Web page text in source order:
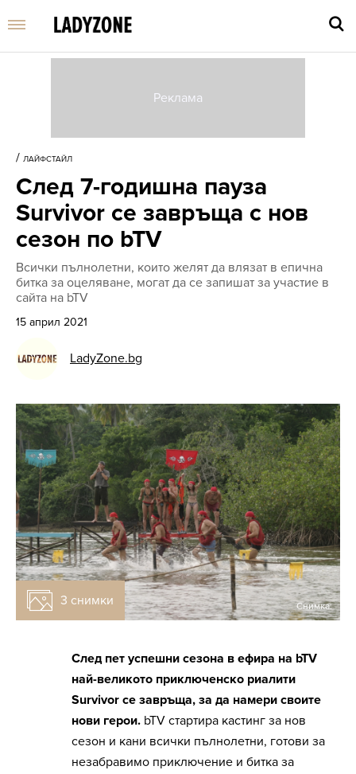
/ ЛАЙФСТАЙЛ
След 7-годишна пауза
Survivor се завръща с нов
сезон по bTV
Всички пълнолетни, които желят да влязат в епична
битка за оцеляване, могат да се запишат за участие в
сайта на bTV
15 април 2021
LadyZone.bg
3 снимки Снимка:
След пет успешни сезона в ефира на bTV
най-великото приключенско риалити
Survivor се завръща, за да намери своите
нови герои. bTV стартира кастинг за нов
сезон и кани всички пълнолетни, готови за
незабравимо приключение и битка за